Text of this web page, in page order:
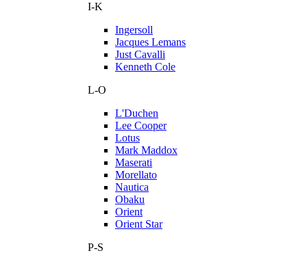
I-K
Ingersoll
Jacques Lemans
Just Cavalli
Kenneth Cole
L-O
L'Duchen
Lee Cooper
Lotus
Mark Maddox
Maserati
Morellato
Nautica
Obaku
Orient
Orient Star
P-S